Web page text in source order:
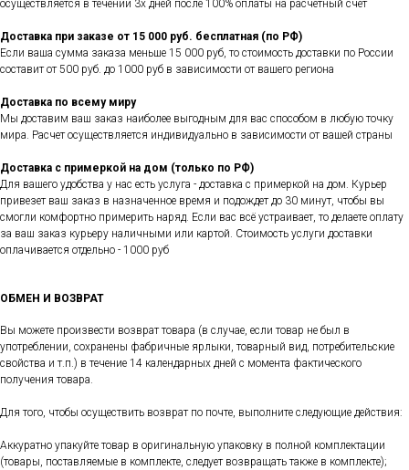
осуществляется в течении 3х дней после 100% оплаты на расчетный счет
Доставка при заказе от 15 000 руб. бесплатная (по РФ)
Если ваша сумма заказа меньше 15 000 руб, то стоимость доставки по России
составит от 500 руб. до 1000 руб в зависимости от вашего региона
Доставка по всему миру
Мы доставим ваш заказ наиболее выгодным для вас способом в любую точку
мира. Расчет осуществляется индивидуально в зависимости от вашей страны
Доставка с примеркой на дом (только по РФ)
Для вашего удобства у нас есть услуга - доставка с примеркой на дом. Курьер
привезет ваш заказ в назначенное время и подождет до 30 минут, чтобы вы
смогли комфортно примерить наряд. Если вас всё устраивает, то делаете оплату
за ваш заказ курьеру наличными или картой. Стоимость услуги доставки
оплачивается отдельно - 1000 руб
ОБМЕН И ВОЗВРАТ
Вы можете произвести возврат товара (в случае, если товар не был в
употреблении, сохранены фабричные ярлыки, товарный вид, потребительские
свойства и т.п.) в течение 14 календарных дней с момента фактического
получения товара.
Для того, чтобы осуществить возврат по почте, выполните следующие действия:
Аккуратно упакуйте товар в оригинальную упаковку в полной комплектации
(товары, поставляемые в комплекте, следует возвращать также в комплекте);